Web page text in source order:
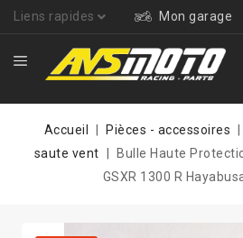
Liens rapides Mon garage
Accueil Pièces - accessoires
saute vent
Bulle Haute
GSXR 1300 R